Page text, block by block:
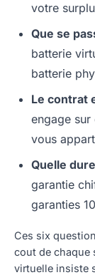
votre
Que se
batterie
batterie
Le contrat
engage sur
vous
Quelle
garantie
garanties
Ces six
cout de chaque
virtuelle insiste